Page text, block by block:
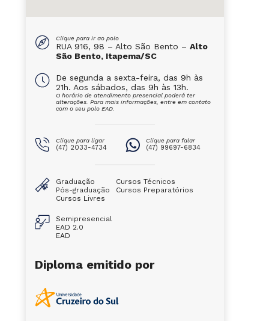
Clique para ir ao polo
RUA 916, 98 – Alto São Bento – Alto
São Bento, Itapema/SC
De segunda a sexta-feira, das 9h às
21h. Aos sábados, das 9h às 13h.
O horário de atendimento presencial poderá ter
alterações. Para mais informações, entre em contato
com o seu polo EAD.
Clique para ligar
(47) 2033-4734
Clique para falar
(47) 99697-6834
Graduação
Pós-graduação
Cursos Livres
Cursos Técnicos
Cursos Preparatórios
Semipresencial
EAD 2.0
EAD
Diploma emitido por